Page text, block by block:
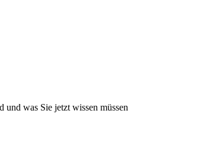
was Sie jetzt wissen müssen